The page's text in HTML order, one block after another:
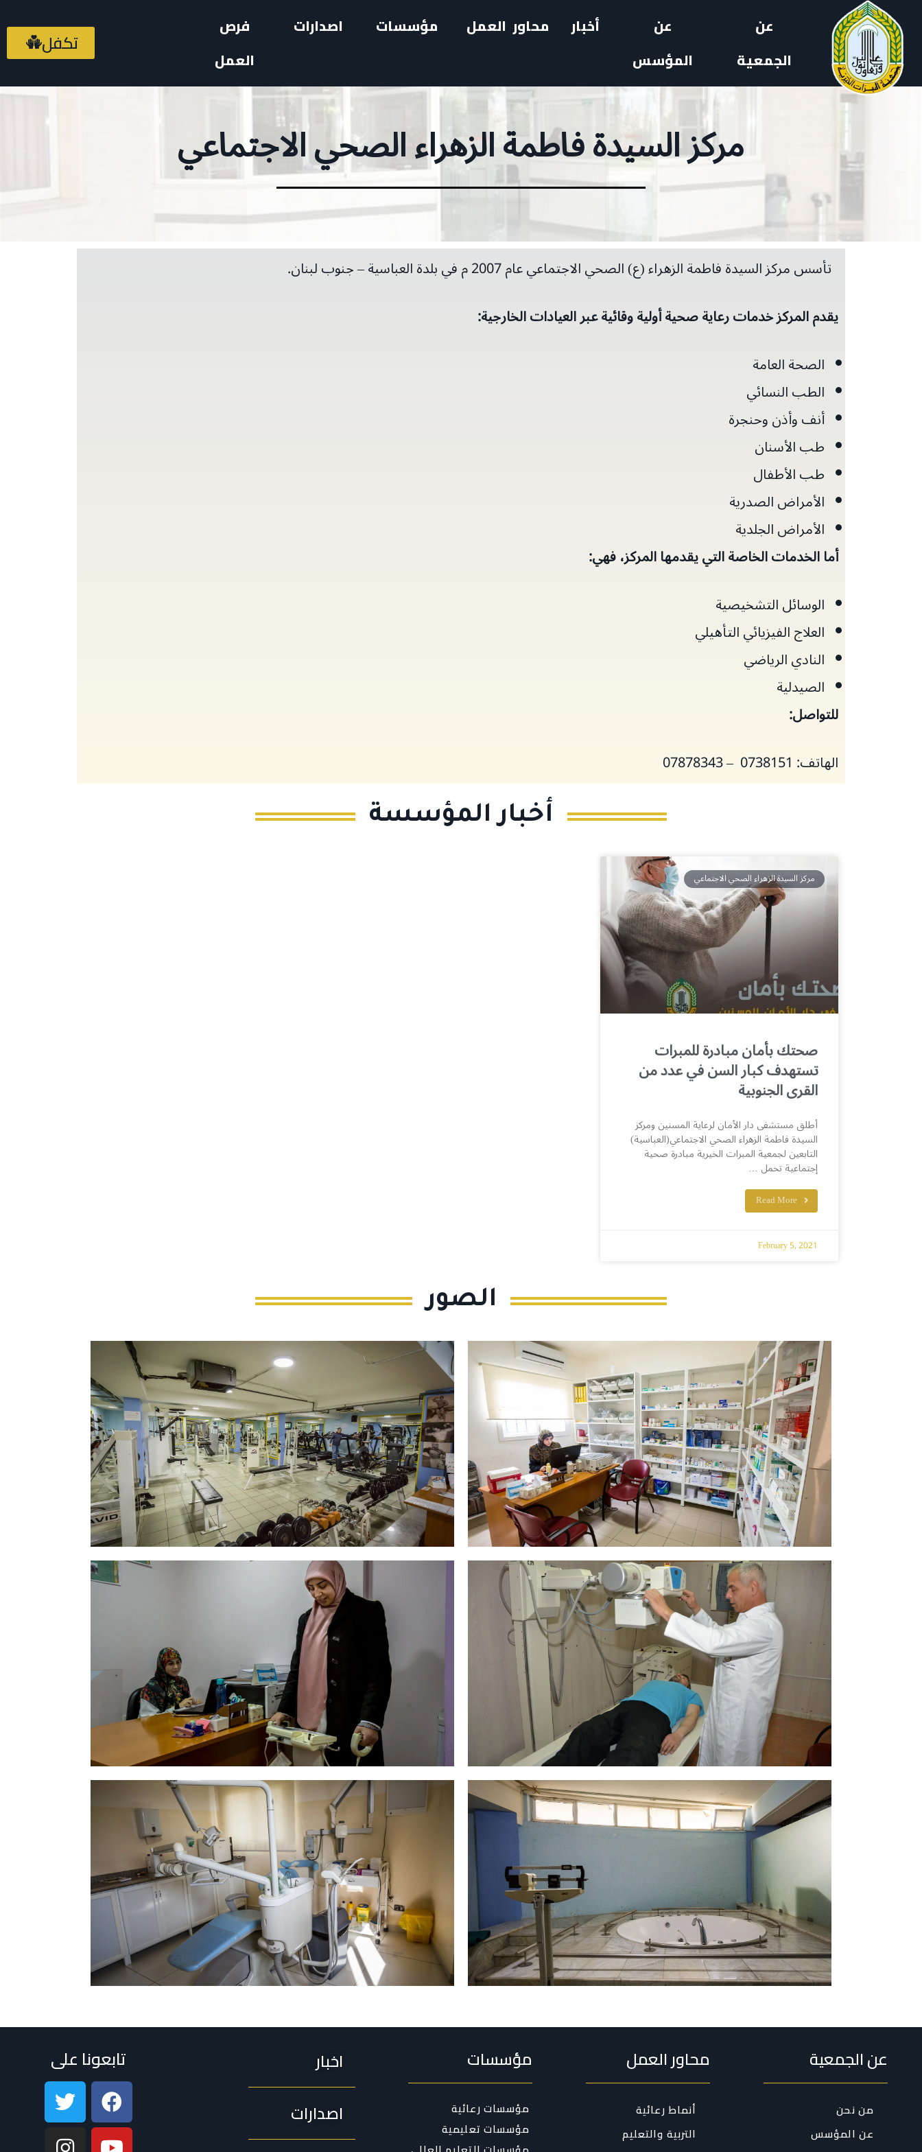
عن
الجمعية
عن
المؤسس
أخبار محاور العمل مؤسسات اصدارات
فرص
العمل
تكفل
مركز السيدة فاطمة الزهراء الصحي الاجتماعي
تأسس مركز السيدة فاطمة الزهراء (ع) الصحي الاجتماعي عام 2007 م في بلدة العباسية – جنوب لبنان.
يقدم المركز خدمات رعاية صحية أولية وقائية عبر العيادات الخارجية:
الصحة العامة
الطب النسائي
أنف وأذن وحنجرة
طب الأسنان
طب الأطفال
الأمراض الصدرية
الأمراض الجلدية
أما الخدمات الخاصة التي يقدمها المركز، فهي:
الوسائل التشخيصية
العلاج الفيزيائي التأهيلي
النادي الرياضي
الصيدلية
للتواصل:
الهاتف: 0738151 – 07878343
أخبار المؤسسة
مركز السيدة الزهراء الصحي الاجتماعي
صحتك بأمان مبادرة للمبرات
تستهدف كبار السن في عدد من
القرى الجنوبية
أطلق مستشفى دار الأمان لرعاية المسنين ومركز
السيدة فاطمة الزهراء الصحي الاجتماعي(العباسية)
التابعين لجمعية المبرات الخيرية مبادرة صحية
إجتماعية تحمل …
Read More
February 5, 2021
الصور
عن الجمعية
من نحن
عن المؤسس
محاور العمل
أنماط رعائية
التربية والتعليم
مؤسسات
مؤسسات رعائية
مؤسسات تعليمية
اخبار
اصدارات
تابعونا على